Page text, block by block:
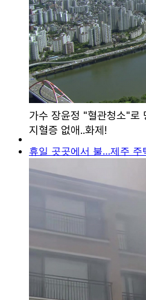
휴일 곳곳에서 불…제주 주